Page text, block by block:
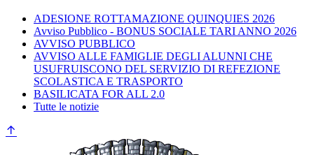
ADESIONE ROTTAMAZIONE QUINQUIES 2026
Avviso Pubblico - BONUS SOCIALE TARI ANNO 2026
AVVISO PUBBLICO
AVVISO ALLE FAMIGLIE DEGLI ALUNNI CHE
USUFRUISCONO DEL SERVIZIO DI REFEZIONE
SCOLASTICA E TRASPORTO
BASILICATA FOR ALL 2.0
Tutte le notizie